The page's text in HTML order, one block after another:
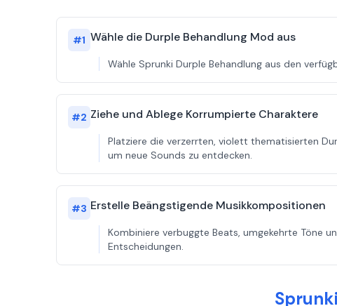
#1 Wähle die Durple Behandlung Mod aus
Wähle Sprunki Durple Behandlung aus den
#2 Ziehe und Ablege Korrumpierte Charaktere
Platziere die verzerrten, violett thematisierten
um neue Sounds zu entdecken.
#3 Erstelle Beängstigende Musikkompositionen
Kombiniere verbuggte Beats, umgekehrte Töne
Entscheidungen.